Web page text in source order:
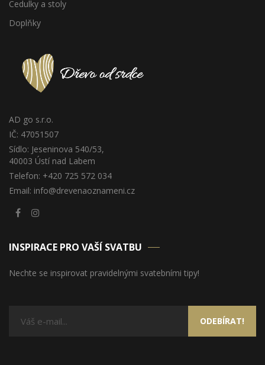
Cedulky a stoly
Doplňky
AD go s.r.o.
IČ: 47051507
Sídlo: Jeseninova 540/53,
40003 Ústí nad Labem
Telefon: +420 725 572 034
Email: info@drevenaoznameni.cz
INSPIRACE PRO VAŠÍ SVATBU
Nechte se inspirovat pravidelnými svatebními tipy!
ODEBÍRAT!